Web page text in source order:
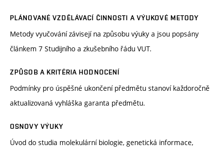
PLÁNOVANÉ VZDĚLÁVACÍ ČINNOSTI A VÝUKOVÉ METODY
Metody vyučování závisejí na způsobu výuky a jsou popsány
článkem 7 Studijního a zkušebního řádu VUT.
ZPŮSOB A KRITÉRIA HODNOCENÍ
Podmínky pro úspěšné ukončení předmětu stanoví každoročně
aktualizovaná vyhláška garanta předmětu.
OSNOVY VÝUKY
Úvod do studia molekulární biologie, genetická informace,